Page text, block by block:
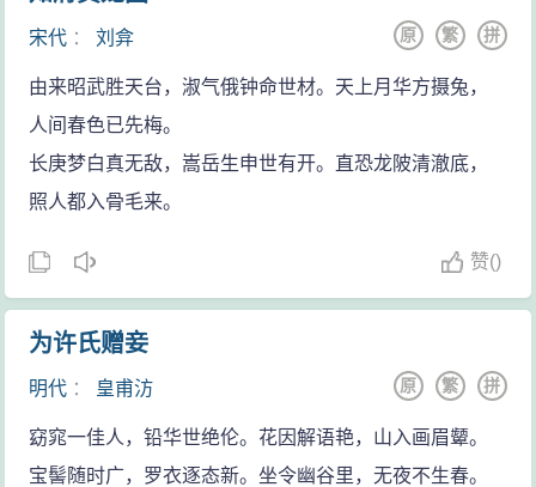
宋代 ：刘弇 拼
繁
原
由来昭武胜天台，淑气俄钟命世材。天上月华方摄兔，
人间春色已先梅。
长庚梦白真无敌，嵩岳生申世有开。直恐龙陂清澈底，
照人都入骨毛来。
赞()
为许氏赠妾
明代 ： 皇甫汸 拼
繁
原
窈窕一佳人，铅华世绝伦。花因解语艳，山入画眉颦。
宝髻随时广，罗衣逐态新。坐令幽谷里，无夜不生春。